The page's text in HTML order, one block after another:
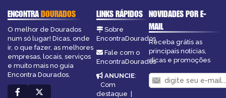
ENCONTRADOURADOS
O melhor de Dourados
num só lugar! Dicas, onde
ir, o que fazer, as melhores
empresas, locais, serviços
e muito mais no guia
Encontra Dourados.
LINKS RÁPIDOS
Sobre
EncontraDourados
Fale com o
EncontraDourados
ANUNCIE:
Com
destaque
NOVIDADES POR E-
MAIL
Receba grátis as
principais notícias,
dicas e promoções